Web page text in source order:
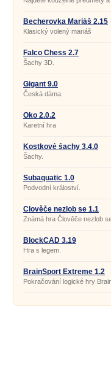
získejte odměnu.
Becherovka Mariáš 2.15
Klasický volený mariáš
Falco Chess 2.7
Šachy 3D.
Gigant 9.0
Česká dáma.
Oko 2.0.2
Karetní hra
Kostkové šachy 3.4.0
Šachy.
Subaquatic 1.0
Podvodní králoství.
Člověče nezlob se 1.1
Známá hra Člověče nezlob se
BlockCAD 3.19
Hra s legem.
BrainSport Extreme 1.2
Pokračování logické hry